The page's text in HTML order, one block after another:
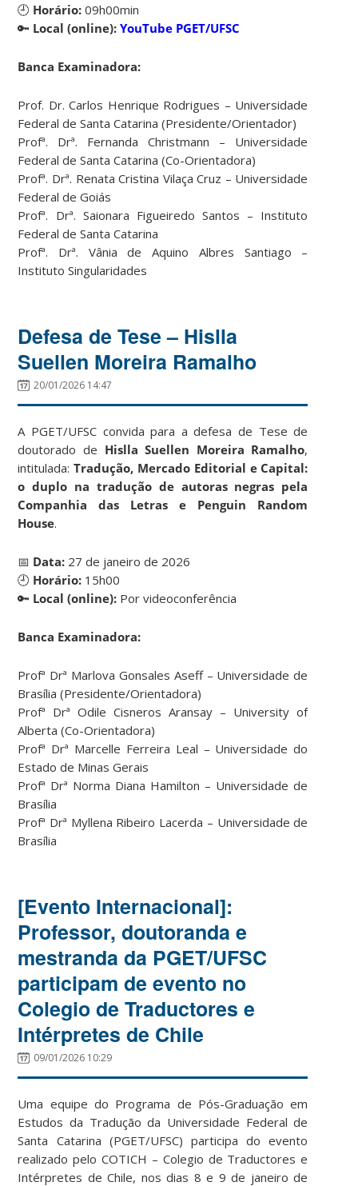
🕘 Horário: 09h00min
🔑 Local (online): YouTube PGET/UFSC
Banca Examinadora:
Prof. Dr. Carlos Henrique Rodrigues – Universidade
Federal de Santa Catarina (Presidente/Orientador)
Profª. Drª. Fernanda Christmann – Universidade
Federal de Santa Catarina (Co-Orientadora)
Profª. Drª. Renata Cristina Vilaça Cruz – Universidade
Federal de Goiás
Profª. Drª. Saionara Figueiredo Santos – Instituto
Federal de Santa Catarina
Profª. Drª. Vânia de Aquino Albres Santiago –
Instituto Singularidades
Defesa de Tese – Hislla
Suellen Moreira Ramalho
20/01/2026 14:47
A PGET/UFSC convida para a defesa de Tese de
doutorado de Hislla Suellen Moreira Ramalho,
intitulada:Tradução, Mercado Editorial e Capital:
o duplo na tradução de autoras negras pela
Companhia das Letras e Penguin Random
House.
📅 Data: 27 de janeiro de 2026
🕘 Horário: 15h00
🔑 Local (online): Por videoconferência
Banca Examinadora:
Profª Drª Marlova Gonsales Aseff – Universidade de
Brasília (Presidente/Orientadora)
Profª Drª Odile Cisneros Aransay – University of
Alberta (Co-Orientadora)
Profª Drª Marcelle Ferreira Leal – Universidade do
Estado de Minas Gerais
Profª Drª Norma Diana Hamilton – Universidade de
Brasília
Profª Drª Myllena Ribeiro Lacerda – Universidade de
Brasília
[Evento Internacional]:
Professor, doutoranda e
mestranda da PGET/UFSC
participam de evento no
Colegio de Traductores e
Intérpretes de Chile
09/01/2026 10:29
Uma equipe do Programa de Pós-Graduação em
Estudos da Tradução da Universidade Federal de
Santa Catarina (PGET/UFSC) participa do evento
realizado pelo COTICH – Colegio de Traductores e
Intérpretes de Chile, nos dias 8 e 9 de janeiro de